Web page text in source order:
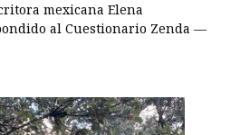
mexicana Elena
al Cuestionario Zenda —